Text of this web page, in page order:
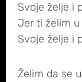
Svoje želje i
Jer ti želim
Svoje želje i
Želim da se